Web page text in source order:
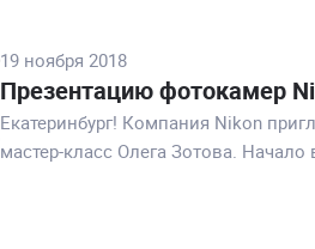
19 ноября 2018
Презентацию фотокамер
Екатеринбург! Компания Nikon
мастер-класс Олега Зотова. Начало